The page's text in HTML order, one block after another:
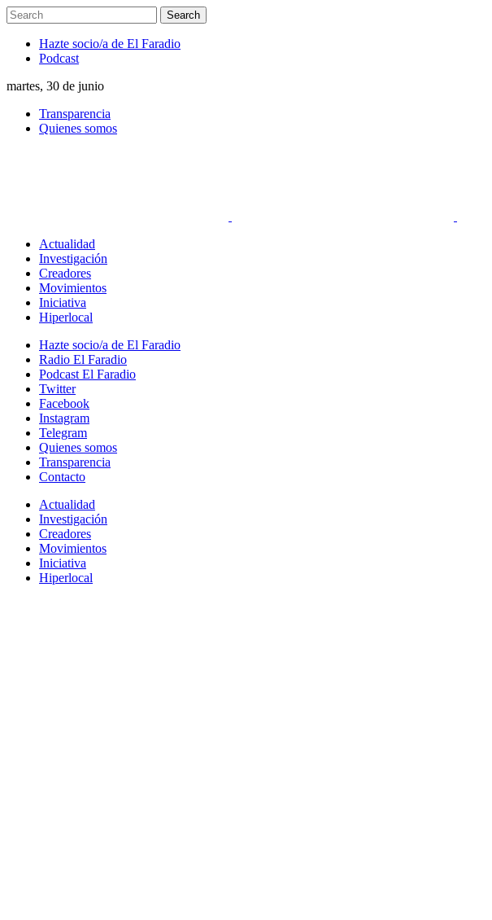
Hazte socio/a de El Faradio
Podcast
martes, 30 de junio
Transparencia
Quienes somos
Actualidad
Investigación
Creadores
Movimientos
Iniciativa
Hiperlocal
Hazte socio/a de El Faradio
Radio El Faradio
Podcast El Faradio
Twitter
Facebook
Instagram
Telegram
Quienes somos
Transparencia
Contacto
Actualidad
Investigación
Creadores
Movimientos
Iniciativa
Hiperlocal